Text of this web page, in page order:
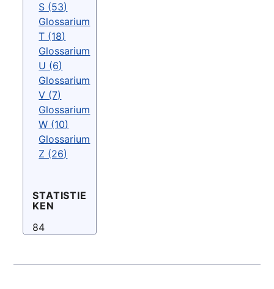
S (53)
Glossarium
T (18)
Glossarium
U (6)
Glossarium
V (7)
Glossarium
W (10)
Glossarium
Z (26)
STATISTIE
KEN
84